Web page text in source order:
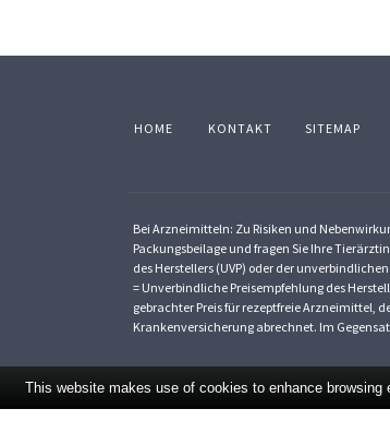
HOME KONTAKT SITEMAP
Bei Arzneimitteln: Zu Risiken und
Packungsbeilage und fragen Sie Ihre
des Herstellers (UVP) oder der
= Unverbindliche Preisempfehlung des
gebrachter Preis für rezeptfreie Arzneimittel,
Krankenversicherung abrechnet. Im
This website makes use of cookies to enhance browsing